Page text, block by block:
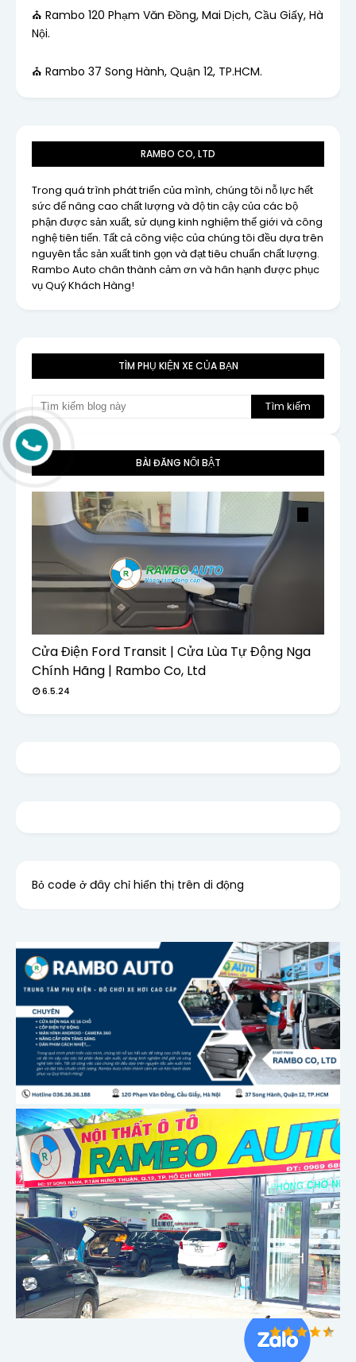
⛪ Rambo 120 Phạm Văn Đồng, Mai Dịch, Cầu Giấy, Hà
Nội.
⛪ Rambo 37 Song Hành, Quận 12, TP.HCM.
RAMBO CO, LTD
Trong quá trình phát triển của mình, chúng tôi nỗ lực hết
sức để nâng cao chất lượng và độ tin cậy của các bộ
phận được sản xuất, sử dụng kinh nghiệm thế giới và công
nghệ tiên tiến. Tất cả công việc của chúng tôi đều dựa trên
nguyên tắc sản xuất tinh gọn và đạt tiêu chuẩn chất lượng.
Rambo Auto chân thành cảm ơn và hân hạnh được phục
vụ Quý Khách Hàng!
TÌM PHỤ KIỆN XE CỦA BẠN
BÀI ĐĂNG NỔI BẬT
Cửa Điện Ford Transit | Cửa Lùa Tự Động Nga
Chính Hãng | Rambo Co, Ltd
6.5.24
Bỏ code ở đây chỉ hiển thị trên di động